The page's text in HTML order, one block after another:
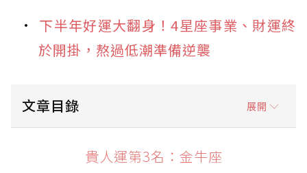
下半年好運大翻身！4星座事業、財運終
於開掛，熬過低潮準備逆襲
文章目錄 展開
貴人運第3名：金牛座
貴人運第3名：金牛座